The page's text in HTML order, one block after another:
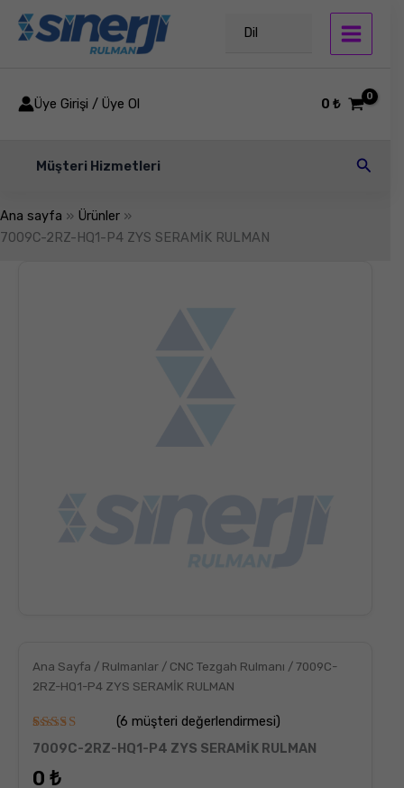
İçeriğe
atla
Dil
Üye Girişi / Üye Ol 0₺
Müşteri Hizmetleri Arama
Ana sayfa
Ürünler
7009C-2RZ-HQ1-P4 ZYS SERAMİK RULMAN
Ana Sayfa / Rulmanlar / CNC Tezgah Rulmanı / 7009C-
2RZ-HQ1-P4 ZYS SERAMİK RULMAN
6
müşteri
puanına
5
(6 müşteri değerlendirmesi)
7009C-2RZ-HQ1-P4 ZYS SERAMİK RULMAN
0 ₺